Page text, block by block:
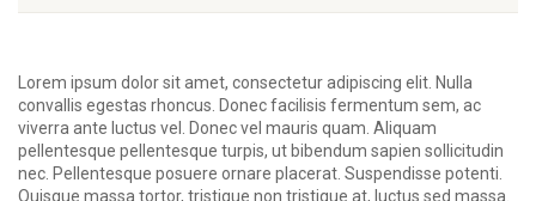
Lorem ipsum dolor sit amet, consectetur adipiscing elit. Nulla
convallis egestas rhoncus. Donec facilisis fermentum sem, ac
viverra ante luctus vel. Donec vel mauris quam. Aliquam
pellentesque pellentesque turpis, ut bibendum sapien sollicitudin
nec. Pellentesque posuere ornare placerat. Suspendisse potenti.
Quisque massa tortor, tristique non tristique at, luctus sed massa.